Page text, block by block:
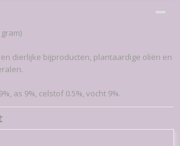
dierlijke bijproducten, plantaardige oliën en
as 9%, celstof 0.5%, vocht 9%.